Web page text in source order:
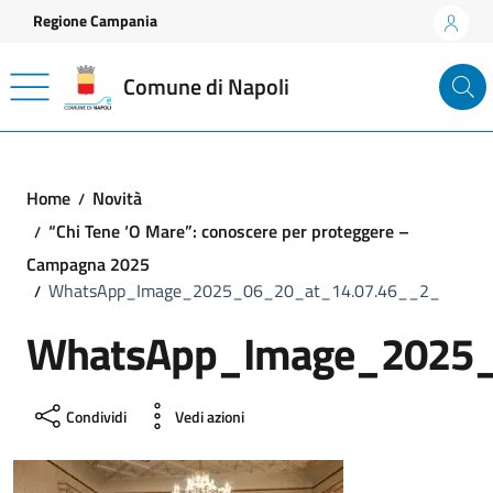
Vai ai contenuti
Vai al footer
Regione Campania
Comune di Napoli
Home
Novità
“Chi Tene ‘O Mare”: conoscere per proteggere –
Campagna 2025
WhatsApp_Image_2025_06_20_at_14.07.46__2_
Condividi Vedi azioni